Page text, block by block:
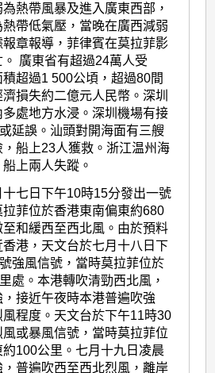
熱帶風暴及進入廣東西部，
帶低氣壓，當晚在廣西減弱
章報導，菲律賓在莫拉菲影
廣東省有超過24萬人受
超過1 500公頃，超過80間
損失約二億元人民幣。深圳
處地方水浸。深圳機場有接
延誤。汕頭對開海面有三艘
船上23人獲救。浙江温州海
上兩人失蹤。
七日下午10時15分發出一號
菲位於香港東南偏東約680
和緩西至西北風。由於預料
港，天文台於七月十八日下
強風信號，當時莫拉菲位於
處。本港轉吹清勁西北風，
接近午夜時本港普遍吹強
程度。天文台於下午11時30
或暴風信號，當時莫拉菲位
100公里。七月十九日凌晨
普遍吹西至西北烈風，離岸